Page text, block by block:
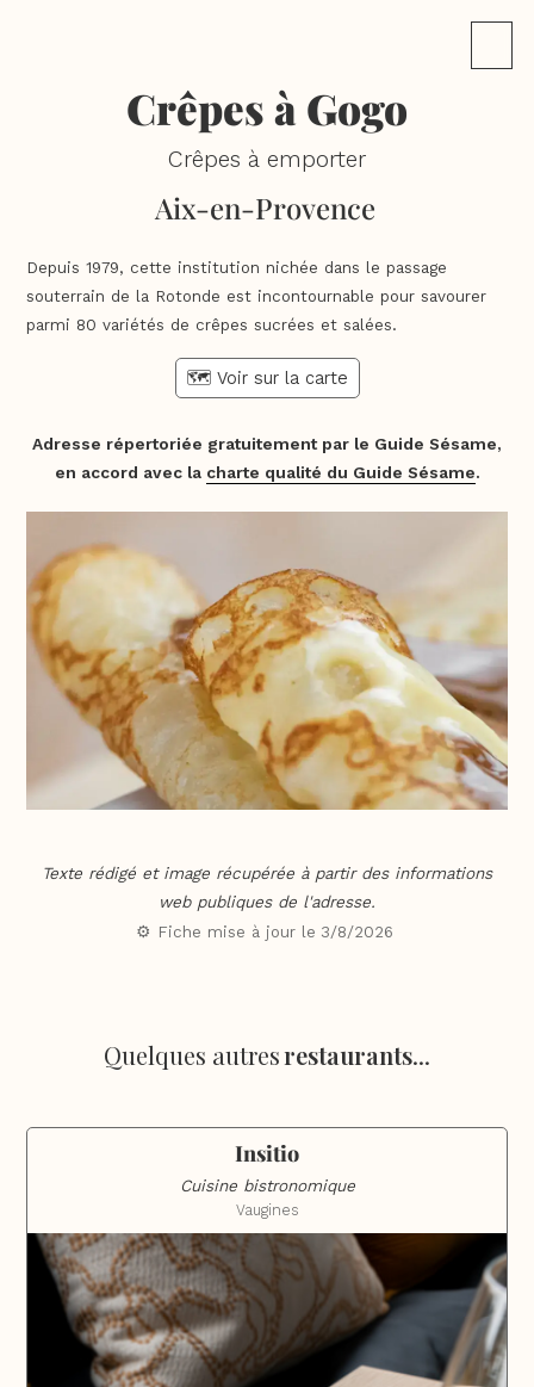
Crêpes à Gogo
Crêpes à emporter
Aix-en-Provence
Depuis 1979, cette institution nichée dans le passage
souterrain de la Rotonde est incontournable pour savourer
parmi 80 variétés de crêpes sucrées et salées.
🗺️ Voir sur la carte
Adresse répertoriée gratuitement par le Guide Sésame,
en accord avec la charte qualité du Guide Sésame.
Texte rédigé et image récupérée à partir des informations
web publiques de l'adresse.
⚙️ Fiche mise à jour le 3/8/2026
Quelques autresrestaurants...
Insitio
Cuisine bistronomique
Vaugines